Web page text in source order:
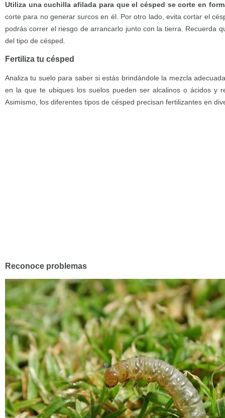
Utiliza una cuchilla afilada para que el césped se corte en
corte para no generar surcos en él. Por otro lado, evita cortar el
podrás correr el riesgo de arrancarlo junto con la tierra. Recuerda
del tipo de césped.
Fertiliza tu césped
Analiza tu suelo para saber si estás brindándole la mezcla
en la que te ubiques los suelos pueden ser alcalinos o ácidos y
Asimismo, los diferentes tipos de césped precisan fertilizantes en
Reconoce problemas